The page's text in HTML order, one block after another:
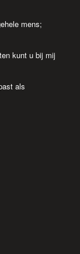
mens;
kunt u bij mij
als